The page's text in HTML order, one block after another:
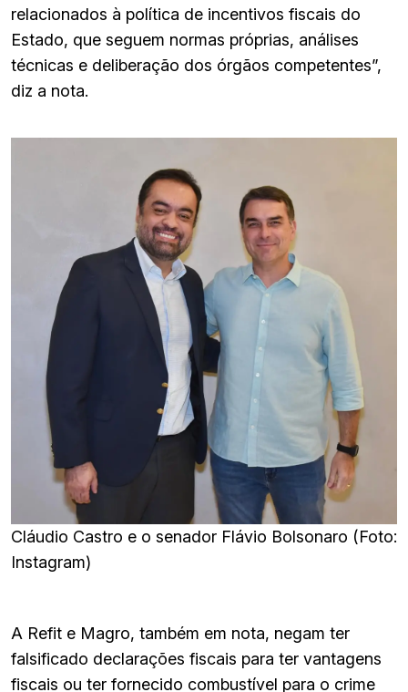
relacionados à política de incentivos fiscais do
Estado, que seguem normas próprias, análises
técnicas e deliberação dos órgãos competentes”,
diz a nota.
Cláudio Castro e o senador Flávio Bolsonaro (Foto:
Instagram)
A Refit e Magro, também em nota, negam ter
falsificado declarações fiscais para ter vantagens
fiscais ou ter fornecido combustível para o crime